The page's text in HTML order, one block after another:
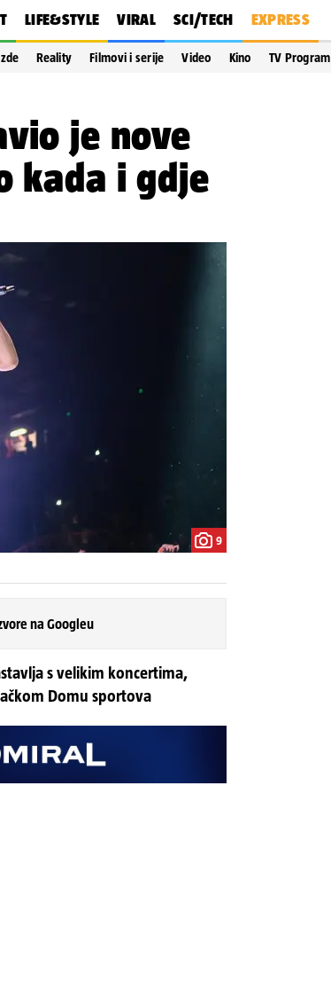
LIFE&STYLE VIRAL SCI/TECH EXPRESS
Reality Filmovi i serije Video Kino TV Program
je nove
kada i gdje
9
na Googleu
s velikim koncertima,
Domu sportova